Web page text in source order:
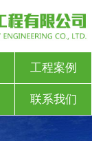
工程案例
联系我们